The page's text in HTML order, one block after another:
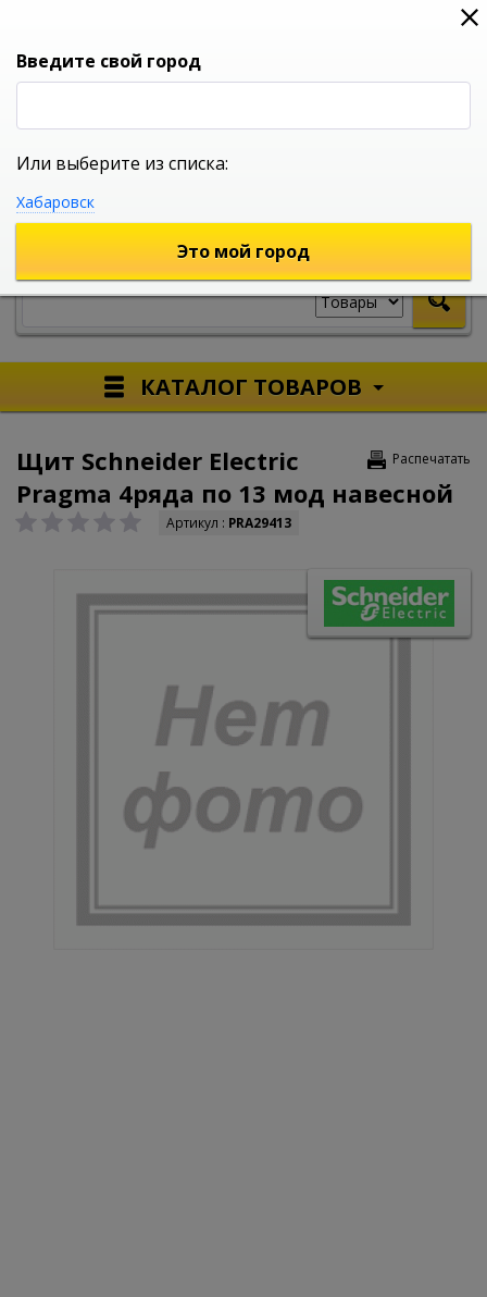
0
УНИВЕРСАЛЬНЫЙ ИНТЕРНЕТ МАГАЗИН
КАТАЛОГ ТОВАРОВ
Распечатать
Щит Schneider Electric
Pragma 4ряда по 13 мод навесной
Артикул : PRA29413
Введите свой город
Или выберите из списка:
Хабаровск
Это мой город